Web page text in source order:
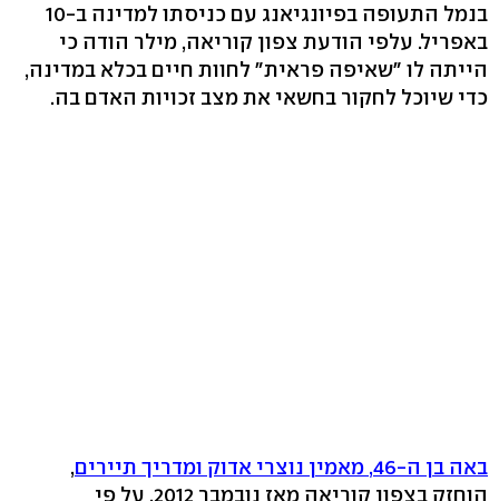
בנמל התעופה בפיונגיאנג עם כניסתו למדינה ב-10
באפריל. עלפי הודעת צפון קוריאה, מילר הודה כי
הייתה לו "שאיפה פראית" לחוות חיים בכלא במדינה,
כדי שיוכל לחקור בחשאי את מצב זכויות האדם בה.
באה בן ה-46, מאמין נוצרי אדוק ומדריך תיירים
,
הוחזק בצפון קוריאה מאז נובמבר 2012. על פי